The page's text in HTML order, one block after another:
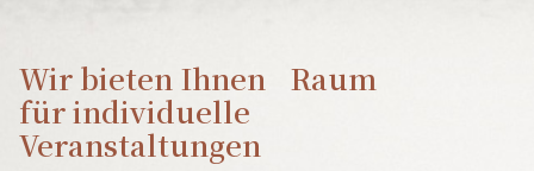
Historie
Kontakt
Wir bieten Ihnen Raum
für individuelle
Veranstaltungen